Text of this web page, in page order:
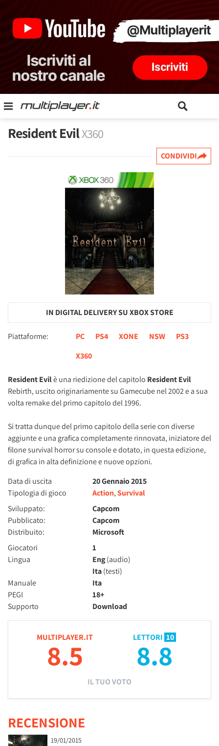
Resident EvilX360
CONDIVIDI
IN DIGITAL DELIVERY SU XBOX STORE
Piattaforme: PC PS4 XONE NSW
PS3
X360
Resident Evilè una riedizione del capitolo Resident Evil
Rebirth, uscito originariamente su Gamecube nel 2002 e a sua
volta remake del primo capitolo del 1996.
Si tratta dunque del primo capitolo della serie con diverse
aggiunte e una grafica completamente rinnovata, iniziatore del
filone survival horror su console e dotato, in questa edizione,
di grafica in alta definizione e nuove opzioni.
Data di uscita
20 Gennaio 2015
Tipologia di gioco
Action,Survival
Sviluppato:
Capcom
Pubblicato:
Capcom
Distribuito:
Microsoft
Giocatori
1
Lingua
Eng(audio)
Ita(testi)
Manuale
Ita
PEGI
18+
Supporto
Download
MULTIPLAYER.IT
8.5
LETTORI 10
8.8
IL TUO VOTO
RECENSIONE
19/01/2015